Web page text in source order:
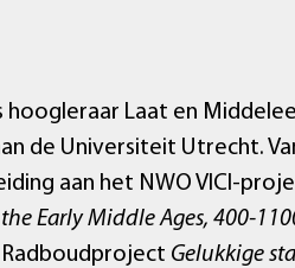
hoogleraar Laat en
de Universiteit Utrecht.
aan het NWO VICI-
Early Middle Ages, 400-
Gelukkige